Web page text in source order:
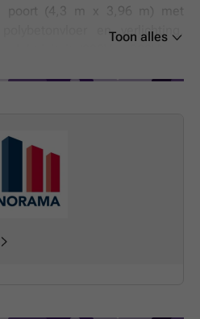
poort (4,3 m x 3,96 m) met
en verlichting.
B2B voor bijkomende
Toon alles